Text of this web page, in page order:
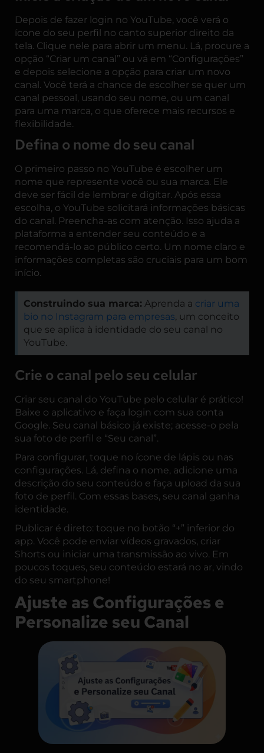
Depois de fazer login no YouTube, você verá o
ícone do seu perfil no canto superior direito da
tela. Clique nele para abrir um menu. Lá, procure a
opção “Criar um canal” ou vá em “Configurações”
e depois selecione a opção para criar um novo
canal. Você terá a chance de escolher se quer um
canal pessoal, usando seu nome, ou um canal
para uma marca, o que oferece mais recursos e
flexibilidade.
Defina o nome do seu canal
O primeiro passo no YouTube é escolher um
nome que represente você ou sua marca. Ele
deve ser fácil de lembrar e digitar. Após essa
escolha, o YouTube solicitará informações básicas
do canal. Preencha-as com atenção. Isso ajuda a
plataforma a entender seu conteúdo e a
recomendá-lo ao público certo. Um nome claro e
informações completas são cruciais para um bom
início.
Construindo sua marca: Aprenda a criar uma
bio no Instagram para empresas, um conceito
que se aplica à identidade do seu canal no
YouTube.
Crie o canal pelo seu celular
Criar seu canal do YouTube pelo celular é prático!
Baixe o aplicativo e faça login com sua conta
Google. Seu canal básico já existe; acesse-o pela
sua foto de perfil e “Seu canal”.
Para configurar, toque no ícone de lápis ou nas
configurações. Lá, defina o nome, adicione uma
descrição do seu conteúdo e faça upload da sua
foto de perfil. Com essas bases, seu canal ganha
identidade.
Publicar é direto: toque no botão “+” inferior do
app. Você pode enviar vídeos gravados, criar
Shorts ou iniciar uma transmissão ao vivo. Em
poucos toques, seu conteúdo estará no ar, vindo
do seu smartphone!
Ajuste as Configurações e
Personalize seu Canal